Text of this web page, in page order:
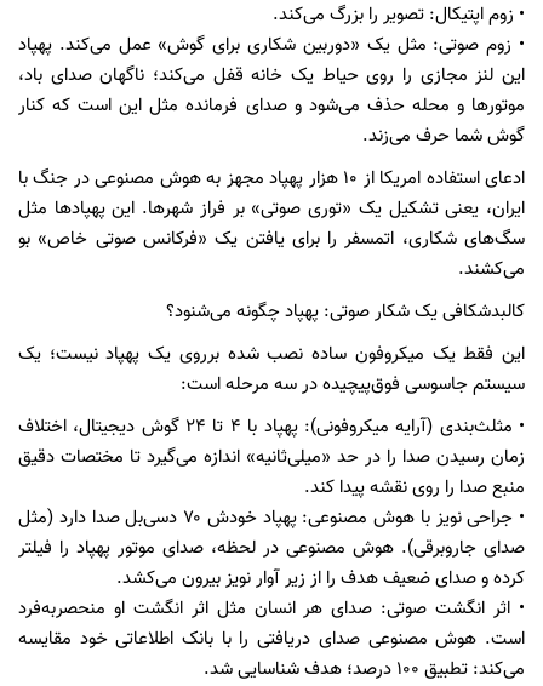
• زوم اپتیکال: تصویر را بزرگ می‌کند.
• زوم صوتی: مثل یک «دوربین شکاری برای گوش» عمل می‌کند. پهپاد
این لنز مجازی را روی حیاط یک خانه قفل می‌کند؛ ناگهان صدای باد،
موتورها و محله حذف می‌شود و صدای فرمانده مثل این است که کنار
گوش شما حرف می‌زند.
ادعای استفاده امریکا از ۱۰ هزار پهپاد مجهز به هوش مصنوعی در جنگ با
ایران، یعنی تشکیل یک «توری صوتی» بر فراز شهرها. این پهپادها مثل
سگ‌های شکاری، اتمسفر را برای یافتن یک «فرکانس صوتی خاص» بو
می‌کشند.
کالبدشکافی یک شکار صوتی: پهپاد چگونه می‌شنود؟
این فقط یک میکروفون ساده نصب شده برروی یک پهپاد نیست؛ یک
سیستم جاسوسی فوق‌پیچیده در سه مرحله است:
• مثلث‌بندی (آرایه میکروفونی): پهپاد با ۴ تا ۲۴ گوش دیجیتال، اختلاف
زمان رسیدن صدا را در حد «میلی‌ثانیه» اندازه می‌گیرد تا مختصات دقیق
منبع صدا را روی نقشه پیدا کند.
• جراحی نویز با هوش مصنوعی: پهپاد خودش ۷۰ دسی‌بل صدا دارد (مثل
صدای جاروبرقی). هوش مصنوعی در لحظه، صدای موتور پهپاد را فیلتر
کرده و صدای ضعیف هدف را از زیر آوار نویز بیرون می‌کشد.
• اثر انگشت صوتی: صدای هر انسان مثل اثر انگشت او منحصربه‌فرد
است. هوش مصنوعی صدای دریافتی را با بانک اطلاعاتی خود مقایسه
می‌کند: تطبیق ۱۰۰ درصد؛ هدف شناسایی شد.